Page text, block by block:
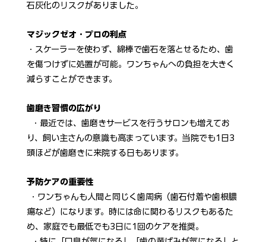
石灰化のリスクがありました。
マジックゼオ・プロの利点
・スケーラーを使わず、綿棒で歯石を落とせるため、歯
を傷つけずに処置が可能。ワンちゃんへの負担を大きく
減らすことができます。
歯磨き習慣の広がり
り、飼い主さんの意識も高まっています。当院でも1日3
頭ほどが歯磨きに来院する日もあります。
予防ケアの重要性
瘍など）になります。時には命に関わるリスクもあるた
め、家庭でも最低でも3日に1回のケアを推奨。